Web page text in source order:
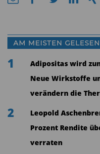
AM MEISTEN GELESEN
1
Adipositas wird
Neue Wirkstoffe
verändern die
2
Leopold
Prozent Rendite
verraten